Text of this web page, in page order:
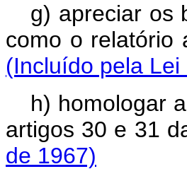
g) apreciar os
como o
(Incluído pela Lei
h) homologar
artigos 30 e
de 1967)